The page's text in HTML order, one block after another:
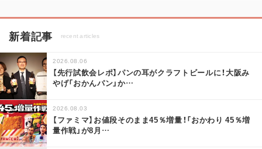
新着記事 recent articles
2026.08.06
【先行試飲会レポ】パンの耳がクラフトビールに！大阪み
やげ「おかんパン」か…
2026.08.03
【ファミマ】お値段そのまま45％増量！「おかわり 45％増
量作戦」が8月 …